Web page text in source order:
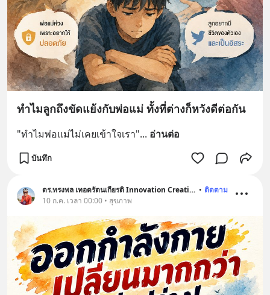
ทำไมลูกถึงขัดแย้งกับพ่อแม่ ทั้งที่ต่างก็หวังดีต่อกัน
"ทำไมพ่อแม่ไม่เคยเข้าใจเรา"... อ่านต่อ
บันทึก
ดร.ทรงพล เทอดรัตนเกียรติ Innovation Creative • ติดตาม
10 ก.ค. เวลา 00:00 • สุขภาพ